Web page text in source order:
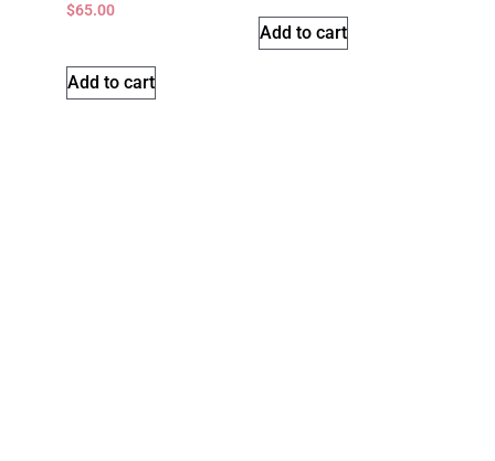
$65.00
Add to cart
Add to cart